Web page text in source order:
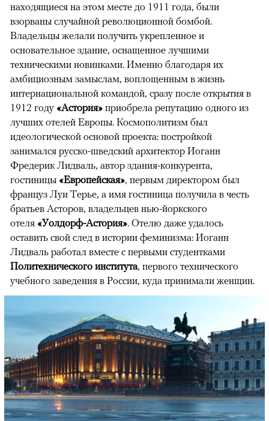
находящиеся на этом месте до 1911 года, были
взорваны случайной революционной бомбой.
Владельцы желали получить укрепленное и
основательное здание, оснащенное лучшими
техническими новинками. Именно благодаря их
амбициозным замыслам, воплощенным в жизнь
интернациональной командой, сразу после открытия в
1912 году «Астория» приобрела репутацию одного из
лучших отелей Европы. Космополитизм был
идеологической основой проекта: постройкой
занимался русско-шведский архитектор Иоганн
Фредерик Лидваль, автор здания-конкурента,
гостиницы «Европейская», первым директором был
француз Луи Терье, а имя гостиница получила в честь
братьев Асторов, владельцев нью-йоркского
отеля «Уолдорф-Астория». Отелю даже удалось
оставить свой след в истории феминизма: Иоганн
Лидваль работал вместе с первыми студентками
Политехнического института, первого технического
учебного заведения в России, куда принимали женщин.